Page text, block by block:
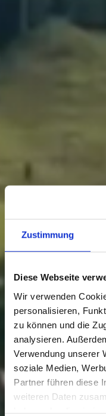
Zustimmung
Diese Webseite
Wir verwenden
personalisieren,
zu können und die
analysieren.
Verwendung unserer
soziale Medien,
Partner führen diese
weiteren Daten